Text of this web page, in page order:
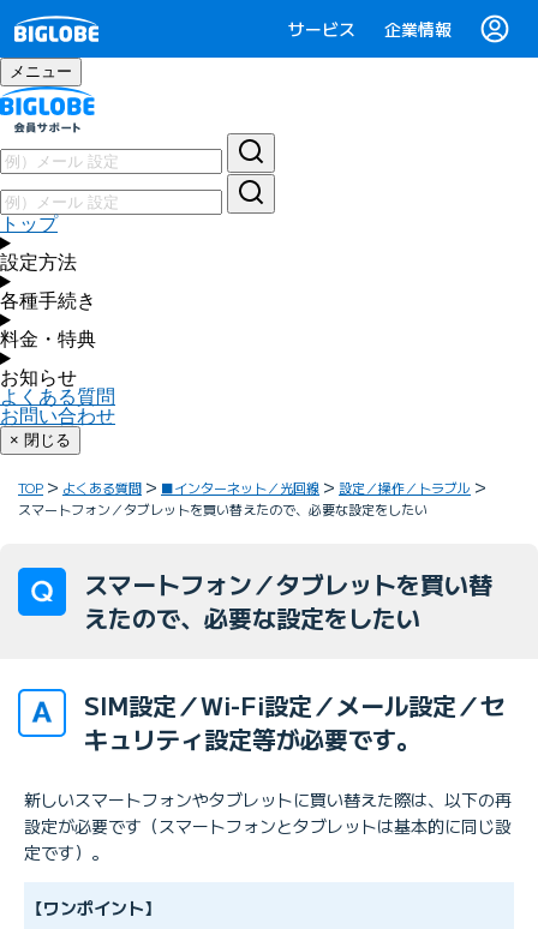
サービス 企業情報
メニュー
トップ
設定方法
各種手続き
料金・特典
お知らせ
よくある質問
お問い合わせ
× 閉じる
TOP よくある質問 ■インターネット／光回線
設定／操作／トラブル
スマートフォン／タブレットを買い替えたので、必要な設定をしたい
スマートフォン／タブレットを買い替
えたので、必要な設定をしたい
SIM設定／Wi-Fi設定／メール設定／セ
キュリティ設定等が必要です。
新しいスマートフォンやタブレットに買い替えた際は、以下の再
設定が必要です（スマートフォンとタブレットは基本的に同じ設
定です）。
【ワンポイント】